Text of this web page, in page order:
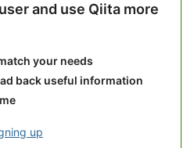
and use Qiita more
your needs
back useful information
up